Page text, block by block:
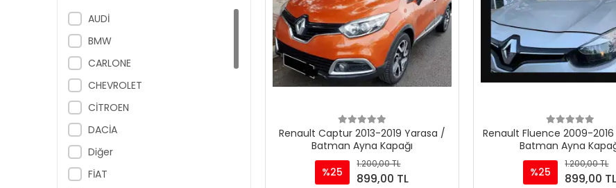
AUDİ
BMW
CARLONE
CHEVROLET
CİTROEN
DACİA
Diğer
FİAT
Renault Captur 2013-2019 Yarasa /
Batman Ayna Kapağı
%25
1.200,00 TL
899,00 TL
Renault Fluence 2009-
Batman Ayna
%25
1.200,00 TL
899,00 TL